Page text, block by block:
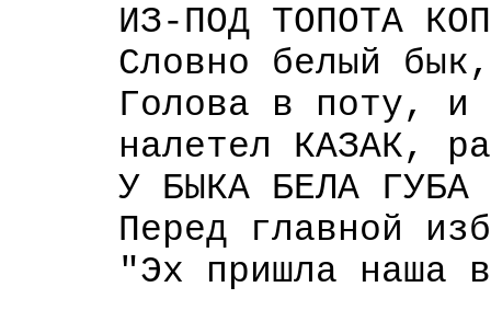
ИЗ-ПОД ТОПОТА
Словно белый бык,
Голова в поту, и
налетел КАЗАК,
У БЫКА БЕЛА ГУБА
Перед главной
"Эх пришла наша